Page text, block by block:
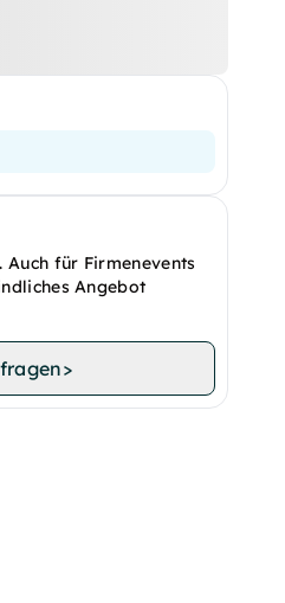
für Firmenevents
Angebot
>